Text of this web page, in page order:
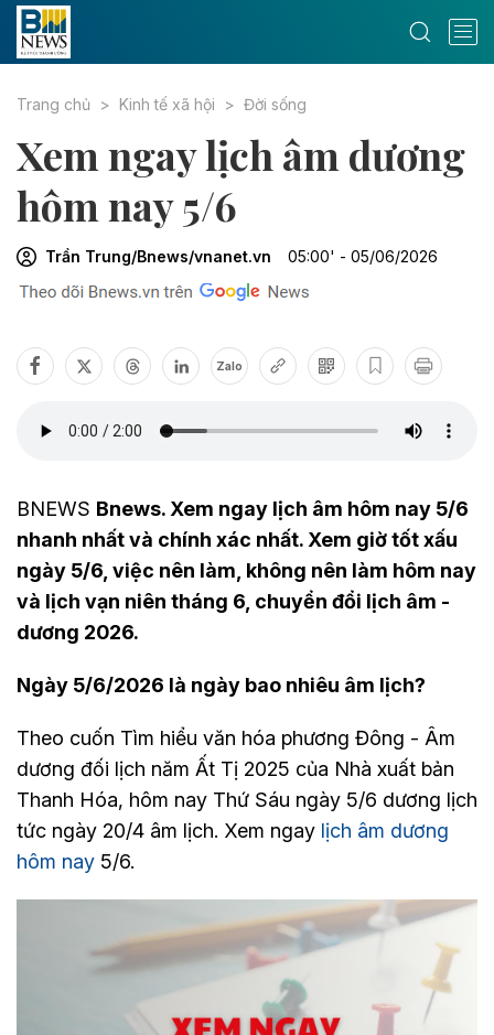
Trang chủ Kinh tế xã hội Đời sống
Xem ngay lịch âm dương
hôm nay 5/6
Trần Trung/Bnews/vnanet.vn 05:00' - 05/06/2026
Zalo
BNEWS Bnews. Xem ngay lịch âm hôm nay 5/6
nhanh nhất và chính xác nhất. Xem giờ tốt xấu
ngày 5/6, việc nên làm, không nên làm hôm nay
và lịch vạn niên tháng 6, chuyển đổi lịch âm -
dương 2026.
Ngày 5/6/2026 là ngày bao nhiêu âm lịch?
Theo cuốn Tìm hiểu văn hóa phương Đông - Âm
dương đối lịch năm Ất Tị 2025 của Nhà xuất bản
Thanh Hóa, hôm nay Thứ Sáu ngày 5/6 dương lịch
tức ngày 20/4 âm lịch. Xem ngay lịch âm dương
hôm nay 5/6.